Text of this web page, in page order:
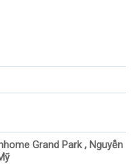
Grand Park , Nguyễn